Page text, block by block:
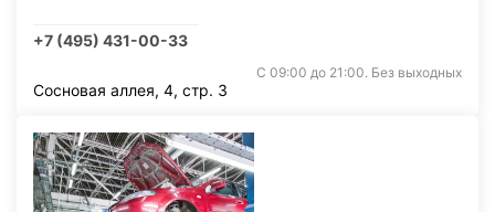
+7 (495) 431-00-33
С 09:00 до 21:00. Без выходных
Сосновая аллея, 4, стр. 3